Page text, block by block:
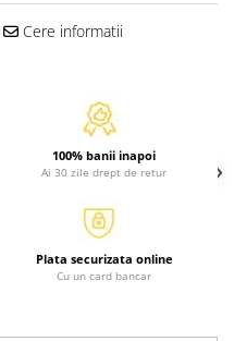
Cere informatii
100% banii inapoi
Ai 30 zile drept de retur
Plata securizata online
Cu un card bancar